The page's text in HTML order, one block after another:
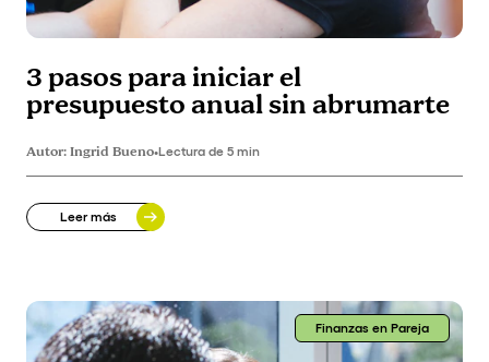
3 pasos para iniciar el
presupuesto anual sin abrumarte
Autor:Ingrid Bueno•Lectura de 5 min
Leer más
Finanzas en Pareja